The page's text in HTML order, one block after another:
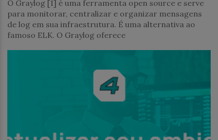
O Graylog [1] é uma ferramenta open source e serve
para monitorar, centralizar e organizar mensagens
de log em sua infraestrutura. É uma alternativa ao
famoso ELK. O Graylog oferece